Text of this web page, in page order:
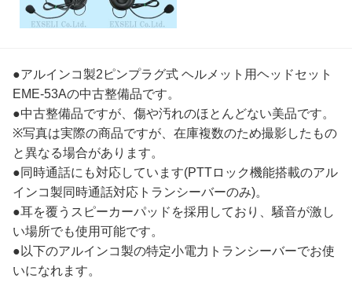
●アルインコ製2ピンプラグ式 ヘルメット用ヘッドセット
EME-53Aの中古整備品です。
●中古整備品ですが、傷や汚れのほとんどない美品です。
※写真は実際の商品ですが、在庫複数のため撮影したもの
と異なる場合があります。
●同時通話にも対応しています(PTTロック機能搭載のアル
インコ製同時通話対応トランシーバーのみ)。
●耳を覆うスピーカーパッドを採用しており、騒音が激し
い場所でも使用可能です。
●以下のアルインコ製の特定小電力トランシーバーでお使
いになれます。